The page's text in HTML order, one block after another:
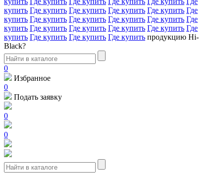
купить Где купить Где купить Где купить Где купить Где
купить Где купить Где купить Где купить Где купить Где
купить Где купить Где купить Где купить Где купить Где
купить Где купить Где купить Где купить продукцию Hi-
Black?
0
Избранное
0
Подать заявку
0
0